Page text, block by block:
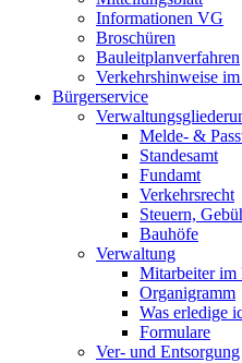
Informationen VG
Broschüren
Bauleitplanverfahren
Verkehrshinweise
Bürgerservice
Melde- &
Standesamt
Fundamt
Verkehrsrecht
Steuern,
Bauhöfe
Verwaltung
Mitarbeiter im
Organigramm
Was erledige
Formulare
Ver- und Entsorgung